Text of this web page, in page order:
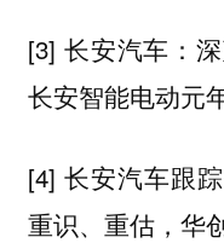
[3] 长安汽车：
长安智能电动元
[4] 长安汽车跟
重识、重估，华